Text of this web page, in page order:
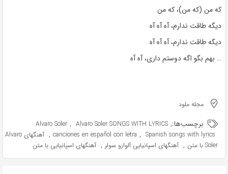
که من (که من)، که من
دیگه طاقت ندارم، آه آه آه
دیگه طاقت ندارم، آه آه آه
… بهم بگو اگه دوستم داری، آه آه
مجله ملود
برچسب‌ها: Alvaro Soler , Alvaro Soler SONGS WITH LYRICS ,
canciones en español con letra , Spanish songs with lyrics
,
آهنگهای Alvaro
Soler با متن
, آهنگهای اسپانیایی آلوارو سولر , آهنگهای اسپانیایی با متن